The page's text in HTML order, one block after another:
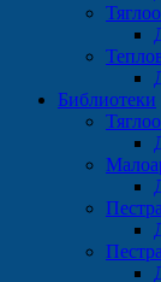
Библиотеки